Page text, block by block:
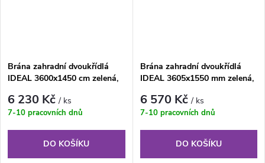
Brána zahradní dvoukřídlá
IDEAL 3600x1450 cm zelená,
6 230 Kč/ ks
7-10 pracovních dnů
DO KOŠÍKU
Brána zahradní dvoukřídlá
IDEAL 3605x1550 mm zelená,
6 570 Kč/ ks
7-10 pracovních dnů
DO KOŠÍKU